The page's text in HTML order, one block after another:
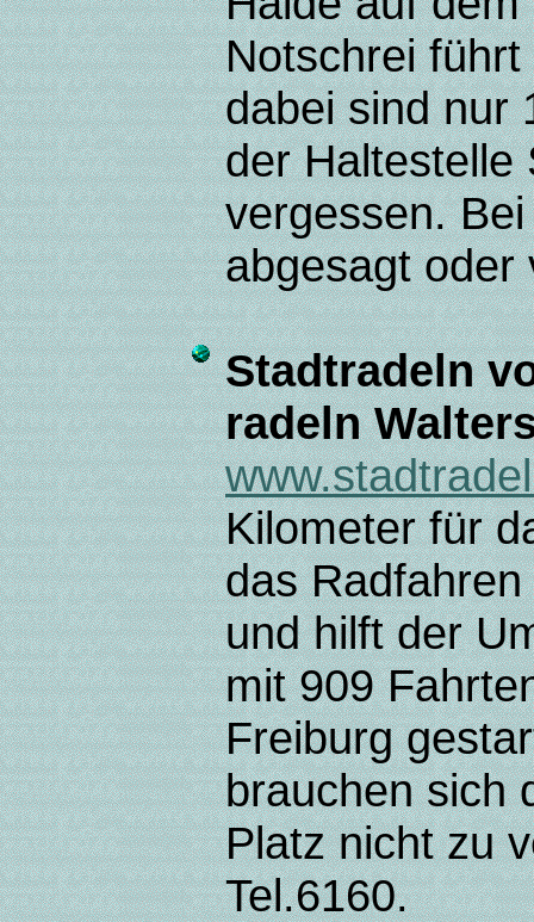
Notschrei
dabei sind nur
der Haltestelle
vergessen.
abgesagt oder
Stadtradeln
radeln
Kilometer für
das
und hilft der
mit 909
Freiburg
brauchen sich
Platz nicht zu
Tel.6160.